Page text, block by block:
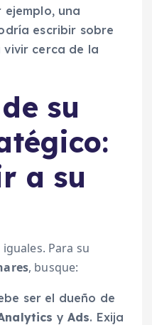
ejemplo, una
escribir sobre
vivir cerca de la
su
a su
Para su
, busque:
ser el dueño de
y Ads. Exija